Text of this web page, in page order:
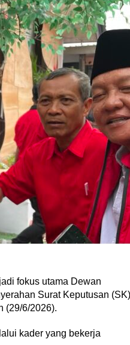
fokus utama Dewan
Surat Keputusan (SK)
(29/6/2026).
kader yang bekerja